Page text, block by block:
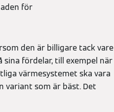
för
den är billigare tack vare
fördelar, till exempel när
värmesystemet ska vara
variant som är bäst. Det